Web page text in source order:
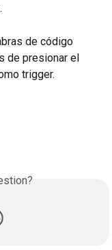
de código
de presionar el
trigger.